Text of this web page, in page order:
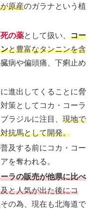
原産のガラナという植
の薬として扱い、コー
と豊富なタンニンを含
病や偏頭痛、下痢止め
進出してくることに脅
策としてコカ・コーラ
ラジルに注目、現地で
抗馬として開発。
及する前にコカ・コー
を奪われる。
ラの販売が他県に比べ
と人気が出た後にコ
その為、現在も北海道で